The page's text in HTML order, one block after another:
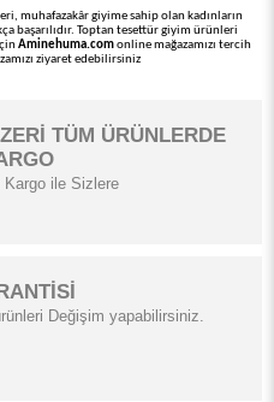
muhafazakâr giyime sahip olan kadınların
başarılıdır. Toptan tesettür giyim ürünleri
Aminehuma.comonline mağazamızı tercih
ziyaret edebilirsiniz
TÜM ÜRÜNLERDE
Kargo ile Sizlere
Değişim yapabilirsiniz.